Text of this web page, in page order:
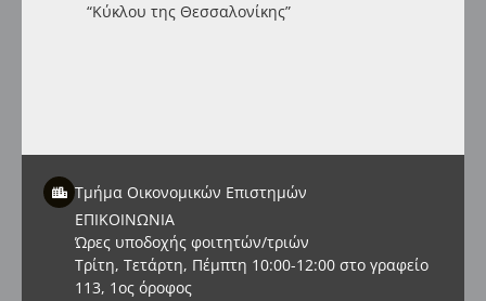
“Κύκλου της Θεσσαλονίκης”
Τμήμα Οικονομικών Επιστημών
ΕΠΙΚΟΙΝΩΝΙΑ
Ώρες υποδοχής φοιτητών/τριών
Τρίτη, Τετάρτη, Πέμπτη 10:00-12:00 στο γραφείο
113, 1ος όροφος